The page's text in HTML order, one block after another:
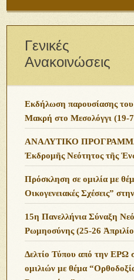
Γενικές
Ανακοινώσεις
Εκδήλωση παρουσίασης του
Μακρή στο Μεσολόγγι (19-
ΑΝΑΛΥΤΙΚΟ ΠΡΟΓΡΑΜΜΑ
Ἐκδρομῆς Νεότητος τῆς
Πρόσκληση σε ομιλία με
Οικογενειακές Σχέσεις”
15η Πανελλήνια Σύναξη
Ρωμηοσύνης (25-26
Δελτίο Τύπου από την ΕΡΩ
ομιλιών με θέμα